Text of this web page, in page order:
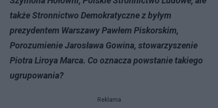
także Stronnictwo Demokratyczne z byłym
prezydentem Warszawy Pawłem Piskorskim,
Porozumienie Jarosława Gowina, stowarzyszenie
Piotra Liroya Marca. Co oznacza powstanie takiego
ugrupowania?
Reklama